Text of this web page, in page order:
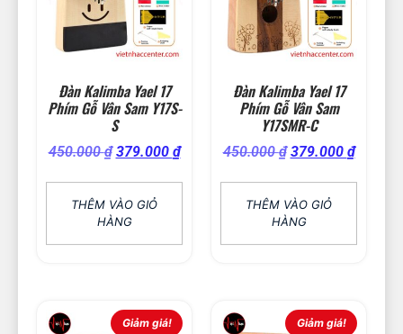
Đàn Kalimba Yael 17
Phím Gỗ Vân Sam Y17S-
S
450.000₫ 379.000 ₫
THÊM VÀO GIỎ
HÀNG
Đàn Kalimba Yael 17
Phím Gỗ Vân Sam
Y17SMR-C
450.000₫ 379.000 ₫
THÊM VÀO GIỎ
HÀNG
Giảm giá! Giảm giá!